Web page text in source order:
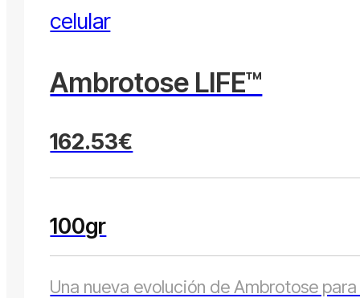
Ambrotose LIFE™
162.53€
100gr
Una nueva evolución de Ambrotose